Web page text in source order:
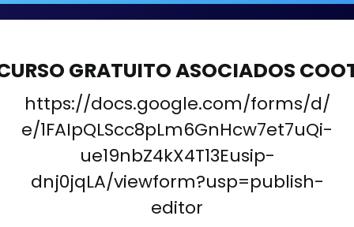
GRATUITO ASOCIADOS
https://docs.google.com/forms/d/
e/1FAIpQLScc8pLm6GnHcw7et7uQi-
ue19nbZ4kX4T13Eusip-
dnj0jqLA/viewform?usp=publish-
editor